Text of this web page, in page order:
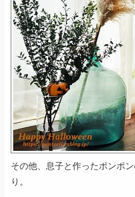
その他、息子と作ったポンポ
り。